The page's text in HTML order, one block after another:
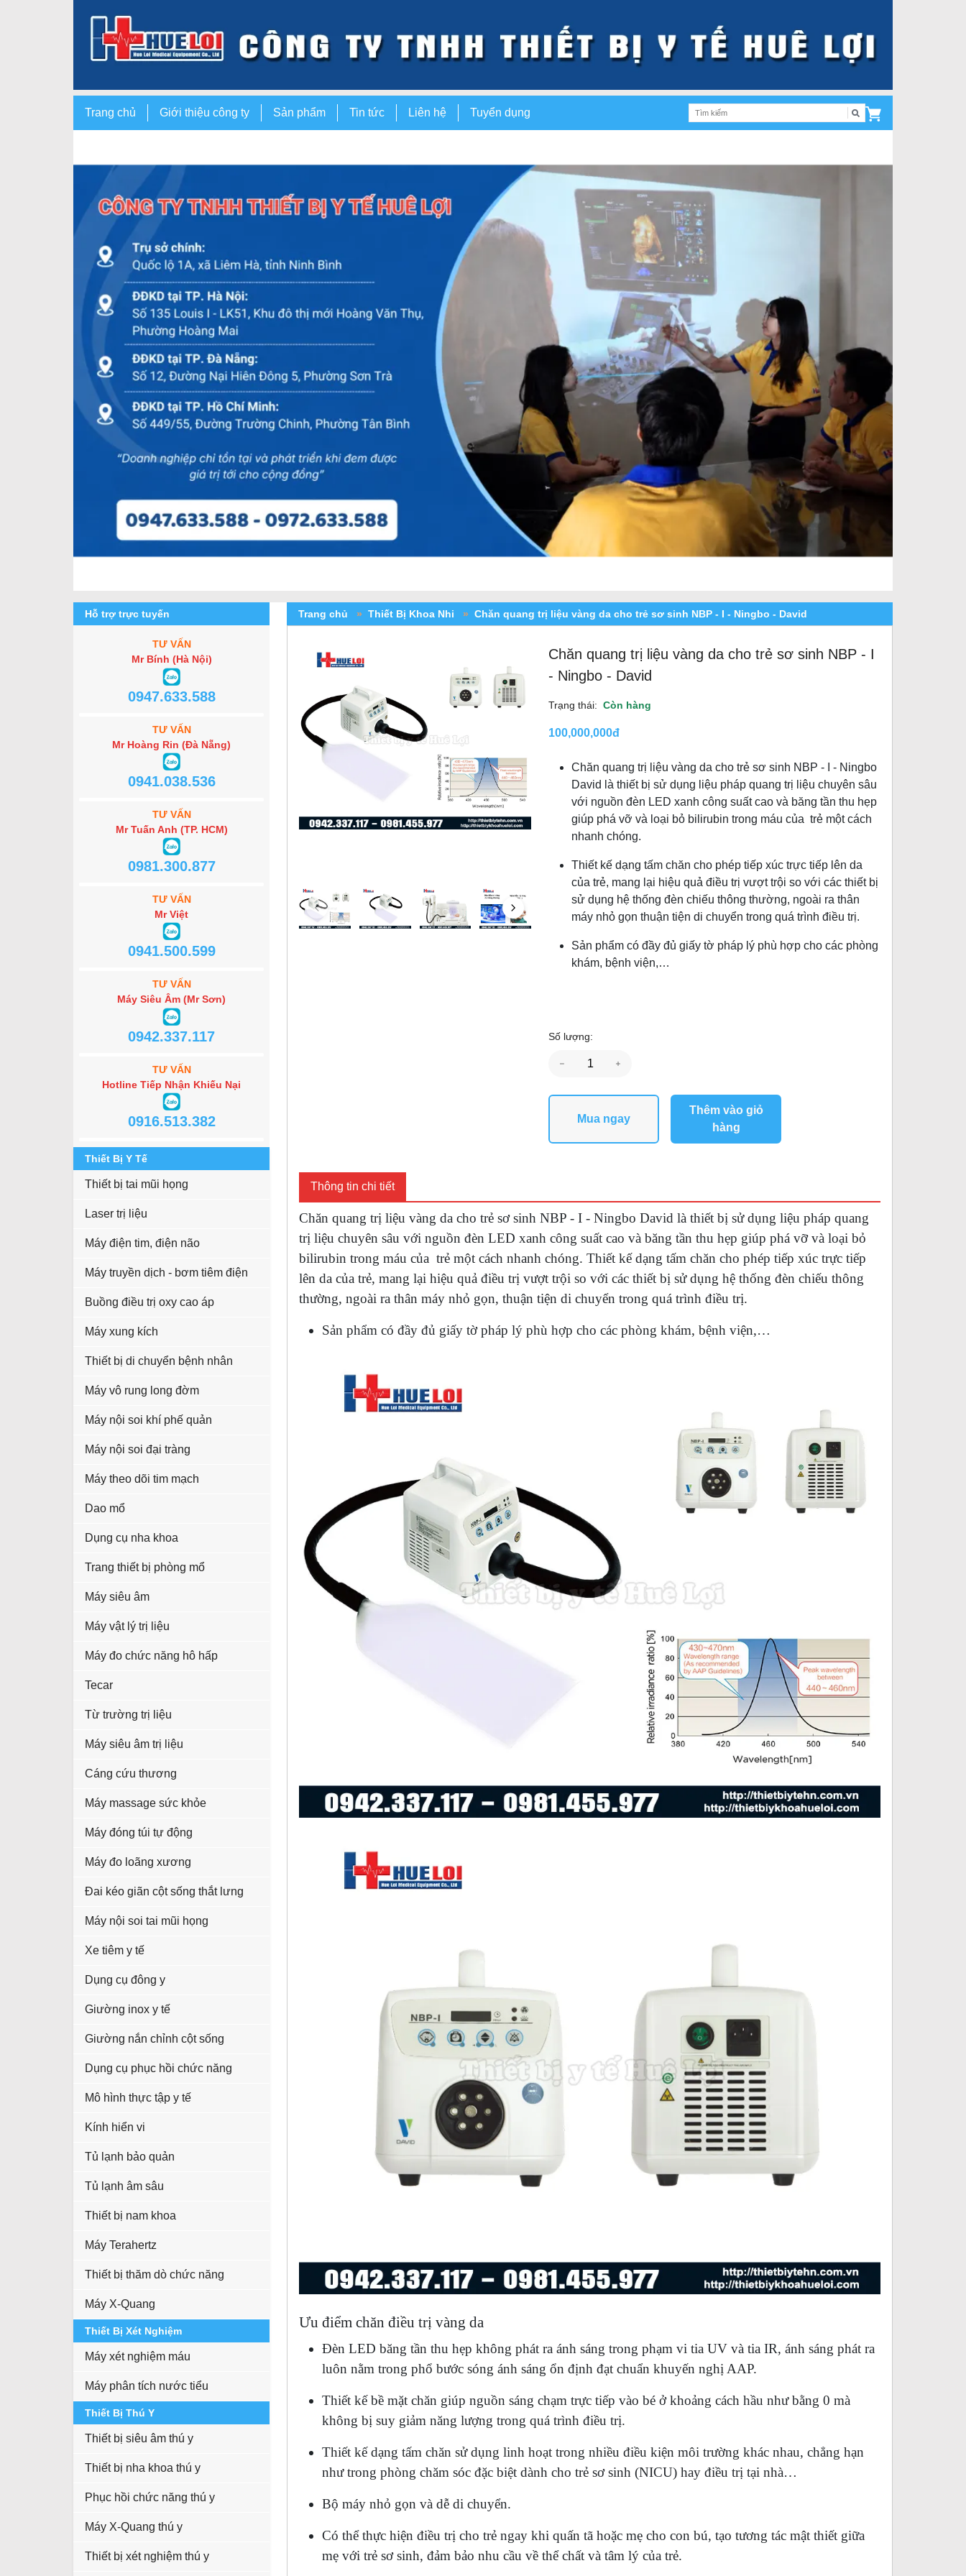
Trang chủ Giới thiệu công ty Sản phẩm Tin tức Liên hệ Tuyển dụng
Hỗ trợ trực tuyến
TƯ VẤN
Mr Bính (Hà Nội)
0947.633.588
TƯ VẤN
Mr Hoàng Rin (Đà Nẵng)
0941.038.536
TƯ VẤN
Mr Tuấn Anh (TP. HCM)
0981.300.877
TƯ VẤN
Mr Việt
0941.500.599
TƯ VẤN
Máy Siêu Âm (Mr Sơn)
0942.337.117
TƯ VẤN
Hotline Tiếp Nhận Khiếu Nại
0916.513.382
Thiết Bị Y Tế
Thiết bị tai mũi họng
Laser trị liệu
Máy điện tim, điện não
Máy truyền dịch - bơm tiêm điện
Buồng điều trị oxy cao áp
Máy xung kích
Thiết bị di chuyển bệnh nhân
Máy vô rung long đờm
Máy nội soi khí phế quản
Máy nội soi đại tràng
Máy theo dõi tim mạch
Dao mổ
Dụng cụ nha khoa
Trang thiết bị phòng mổ
Máy siêu âm
Máy vật lý trị liệu
Máy đo chức năng hô hấp
Tecar
Từ trường trị liệu
Máy siêu âm trị liệu
Cáng cứu thương
Máy massage sức khỏe
Máy đóng túi tự động
Máy đo loãng xương
Đai kéo giãn cột sống thắt lưng
Máy nội soi tai mũi họng
Xe tiêm y tế
Dụng cụ đông y
Giường inox y tế
Giường nắn chỉnh cột sống
Dụng cụ phục hồi chức năng
Mô hình thực tập y tế
Kính hiển vi
Tủ lạnh bảo quản
Tủ lạnh âm sâu
Thiết bị nam khoa
Máy Terahertz
Thiết bị thăm dò chức năng
Máy X-Quang
Thiết Bị Xét Nghiệm
Máy xét nghiệm máu
Máy phân tích nước tiểu
Thiết Bị Thú Y
Thiết bị siêu âm thú y
Thiết bị nha khoa thú y
Phục hồi chức năng thú y
Máy X-Quang thú y
Thiết bị xét nghiệm thú y
Trang chủ » Thiết Bị Khoa Nhi » Chăn quang trị liệu vàng da cho trẻ sơ sinh NBP - I - Ningbo - David
Chăn quang trị liệu vàng da cho trẻ sơ sinh NBP - I
- Ningbo - David
Trạng thái: Còn hàng
100,000,000đ
Chăn quang trị liệu vàng da cho trẻ sơ sinh NBP - I - Ningbo
David là thiết bị sử dụng liệu pháp quang trị liệu chuyên sâu
với nguồn đèn LED xanh công suất cao và băng tần thu hẹp
giúp phá vỡ và loại bỏ bilirubin trong máu của trẻ một cách
nhanh chóng.
Thiết kế dạng tấm chăn cho phép tiếp xúc trực tiếp lên da
của trẻ, mang lại hiệu quả điều trị vượt trội so với các thiết bị
sử dụng hệ thống đèn chiếu thông thường, ngoài ra thân
máy nhỏ gọn thuận tiện di chuyển trong quá trình điều trị.
Sản phẩm có đầy đủ giấy tờ pháp lý phù hợp cho các phòng
khám, bệnh viện,…
Số lượng:
Mua ngay
Thêm vào giỏ
hàng
Thông tin chi tiết
Chăn quang trị liệu vàng da cho trẻ sơ sinh NBP - I - Ningbo David là thiết bị sử dụng liệu pháp quang
trị liệu chuyên sâu với nguồn đèn LED xanh công suất cao và băng tần thu hẹp giúp phá vỡ và loại bỏ
bilirubin trong máu của trẻ một cách nhanh chóng. Thiết kế dạng tấm chăn cho phép tiếp xúc trực tiếp
lên da của trẻ, mang lại hiệu quả điều trị vượt trội so với các thiết bị sử dụng hệ thống đèn chiếu thông
thường, ngoài ra thân máy nhỏ gọn, thuận tiện di chuyển trong quá trình điều trị.
Sản phẩm có đầy đủ giấy tờ pháp lý phù hợp cho các phòng khám, bệnh viện,…
Ưu điểm chăn điều trị vàng da
Đèn LED băng tần thu hẹp không phát ra ánh sáng trong phạm vi tia UV và tia IR, ánh sáng phát ra
luôn nằm trong phổ bước sóng ánh sáng ổn định đạt chuẩn khuyến nghị AAP.
Thiết kế bề mặt chăn giúp nguồn sáng chạm trực tiếp vào bé ở khoảng cách hầu như bằng 0 mà
không bị suy giảm năng lượng trong quá trình điều trị.
Thiết kế dạng tấm chăn sử dụng linh hoạt trong nhiều điều kiện môi trường khác nhau, chẳng hạn
như trong phòng chăm sóc đặc biệt dành cho trẻ sơ sinh (NICU) hay điều trị tại nhà…
Bộ máy nhỏ gọn và dễ di chuyển.
Có thể thực hiện điều trị cho trẻ ngay khi quấn tã hoặc mẹ cho con bú, tạo tương tác mật thiết giữa
mẹ với trẻ sơ sinh, đảm bảo nhu cầu về thể chất và tâm lý của trẻ.